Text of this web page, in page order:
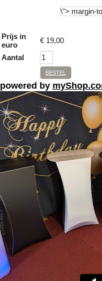
Prijs in
euro
€ 19,00
Aantal
BESTEL
powered by